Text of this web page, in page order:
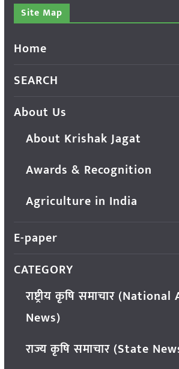
Site Map
Home
SEARCH
About Us
About Krishak Jagat
Awards & Recognition
Agriculture in India
E-paper
CATEGORY
राष्ट्रीय कृषि समाचार
News)
राज्य कृषि समाचार (State